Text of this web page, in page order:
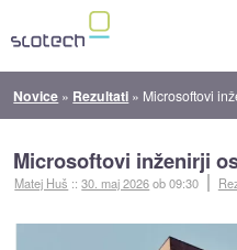
Novice » Rezultati » Microsoftovi
Microsoftovi inženirji
Matej Huš ::30. maj 2026ob 09:30